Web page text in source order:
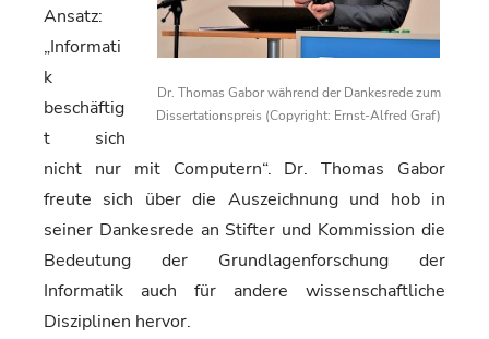
Dr. Thomas Gabor während der Dankesrede zum
Dissertationspreis (Copyright: Ernst-Alfred Graf)
Ansatz:
„Informati
k
beschäftig
t sich
nicht nur mit Computern“. Dr. Thomas Gabor
freute sich über die Auszeichnung und hob in
seiner Dankesrede an Stifter und Kommission die
Bedeutung der Grundlagenforschung der
Informatik auch für andere wissenschaftliche
Disziplinen hervor.